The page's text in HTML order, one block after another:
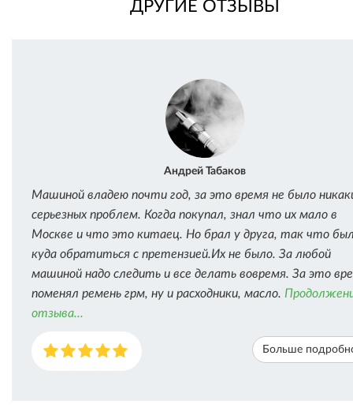
ДРУГИЕ ОТЗЫВЫ
Андрей Табаков
Машиной владею почти год, за это время не было
серьезных проблем. Когда покупал, знал что их мало в
Москве и что это китаец. Но брал у друга, так что
куда обратиться с претензией.Их не было. За любой
машиной надо следить и все делать вовремя. За это
поменял ремень грм, ну и расходники, масло.
отзыва...
Больше